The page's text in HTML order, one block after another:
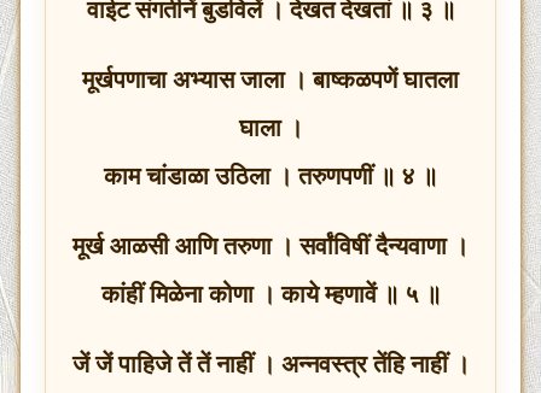
वाईट संगतीनें बुडविलें । देखत देखतां ॥ ३ ॥
मूर्खपणाचा अभ्यास जाला । बाष्कळपणें घातला
घाला ।
काम चांडाळा उठिला । तरुणपणीं ॥ ४ ॥
मूर्ख आळसी आणि तरुणा । सर्वांविषीं दैन्यवाणा ।
कांहीं मिळेना कोणा । काये म्हणावें ॥ ५ ॥
जें जें पाहिजे तें तें नाहीं । अन्नवस्त्र तेंहि नाहीं ।